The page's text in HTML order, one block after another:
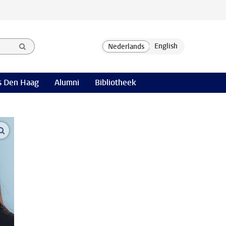
Den Haag Alumni Bibliotheek
open modal